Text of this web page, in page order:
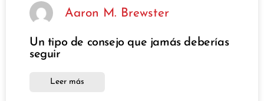
Aaron M. Brewster
Un tipo de consejo que jamás deberías
seguir
Leer más